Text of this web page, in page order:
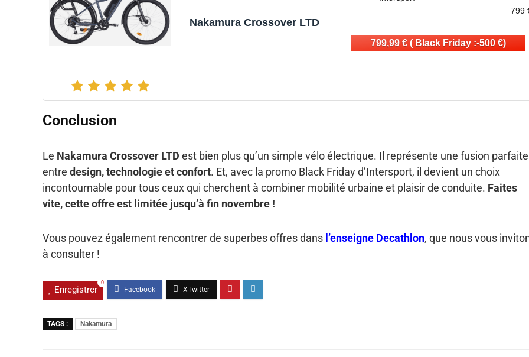
Nakamura Crossover LTD
799
Conclusion
Le Nakamura Crossover LTD est bien plus qu’un simple vélo électrique. Il représente une fusion parfaite
entre design, technologie et confort. Et, avec la promo Black Friday d’Intersport, il devient un choix
incontournable pour tous ceux qui cherchent à combiner mobilité urbaine et plaisir de conduite. Faites
vite, cette offre est limitée jusqu’à fin novembre !
Vous pouvez également rencontrer de superbes offres dans l’enseigne Decathlon, que nous vous
à consulter !
Enregistrer
0
TAGS : Nakamura